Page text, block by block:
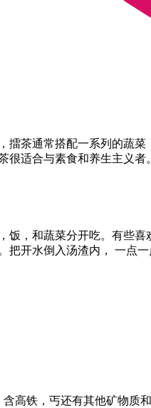
擂茶通常搭配一系列的蔬
很适合与素食和养生主义者。
饭，和蔬菜分开吃。有些
把开水倒入汤渣内， 一点
含高铁，丐还有其他矿物质